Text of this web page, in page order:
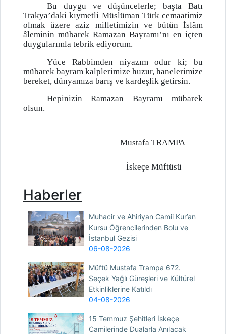
Bu duygu ve düşüncelerle; başta Batı
Trakya’daki kıymetli Müslüman Türk cemaatimiz
olmak üzere aziz milletimizin ve bütün İslâm
âleminin mübarek Ramazan Bayramı’nı en içten
duygularımla tebrik ediyorum.
Yüce Rabbimden niyazım odur ki; bu
mübarek bayram kalplerimize huzur, hanelerimize
bereket, dünyamıza barış ve kardeşlik getirsin.
Hepinizin Ramazan Bayramı mübarek
olsun.
Mustafa TRAMPA
İskeçe Müftüsü
Haberler
Muhacir ve Ahiriyan Camii Kur’an
Kursu Öğrencilerinden Bolu ve
İstanbul Gezisi
06-08-2026
Müftü Mustafa Trampa 672.
Seçek Yağlı Güreşleri ve Kültürel
Etkinliklerine Katıldı
04-08-2026
15 Temmuz Şehitleri İskeçe
Camilerinde Dualarla Anılacak